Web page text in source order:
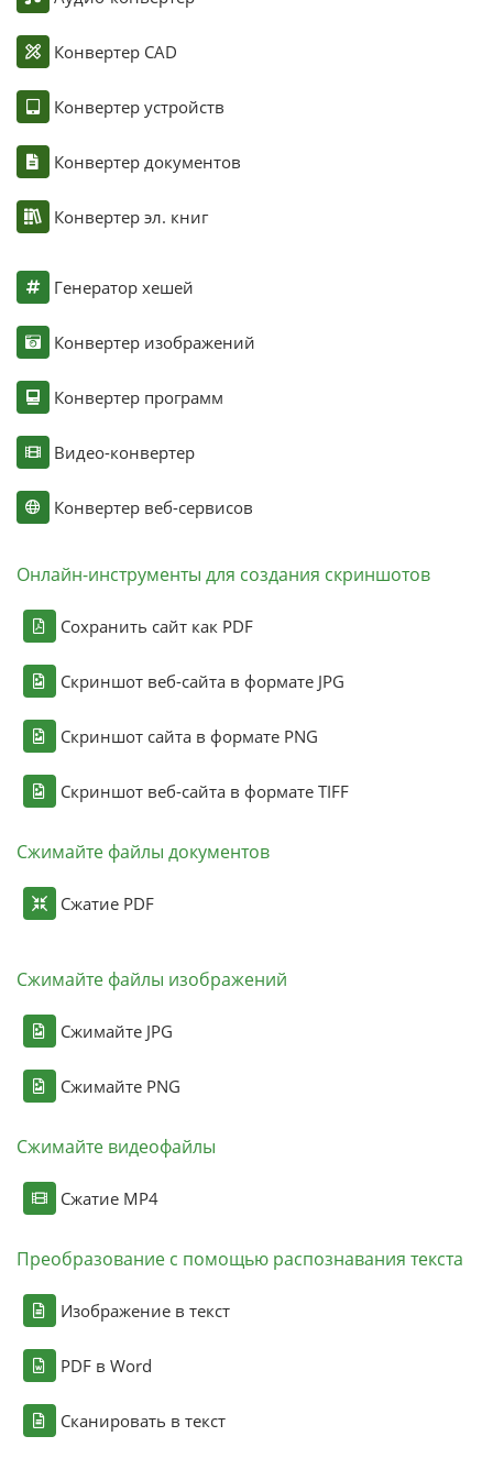
Конвертер CAD
Конвертер устройств
Конвертер документов
Конвертер эл. книг
Генератор хешей
Конвертер изображений
Конвертер программ
Видео-конвертер
Конвертер веб-сервисов
Онлайн-инструменты для создания скриншотов
Сохранить сайт как PDF
Скриншот веб-сайта в формате JPG
Скриншот сайта в формате PNG
Скриншот веб-сайта в формате TIFF
Сжимайте файлы документов
Сжатие PDF
Сжимайте файлы изображений
Сжимайте JPG
Сжимайте PNG
Сжимайте видеофайлы
Сжатие MP4
Преобразование с помощью распознавания текста
Изображение в текст
PDF в Word
Сканировать в текст